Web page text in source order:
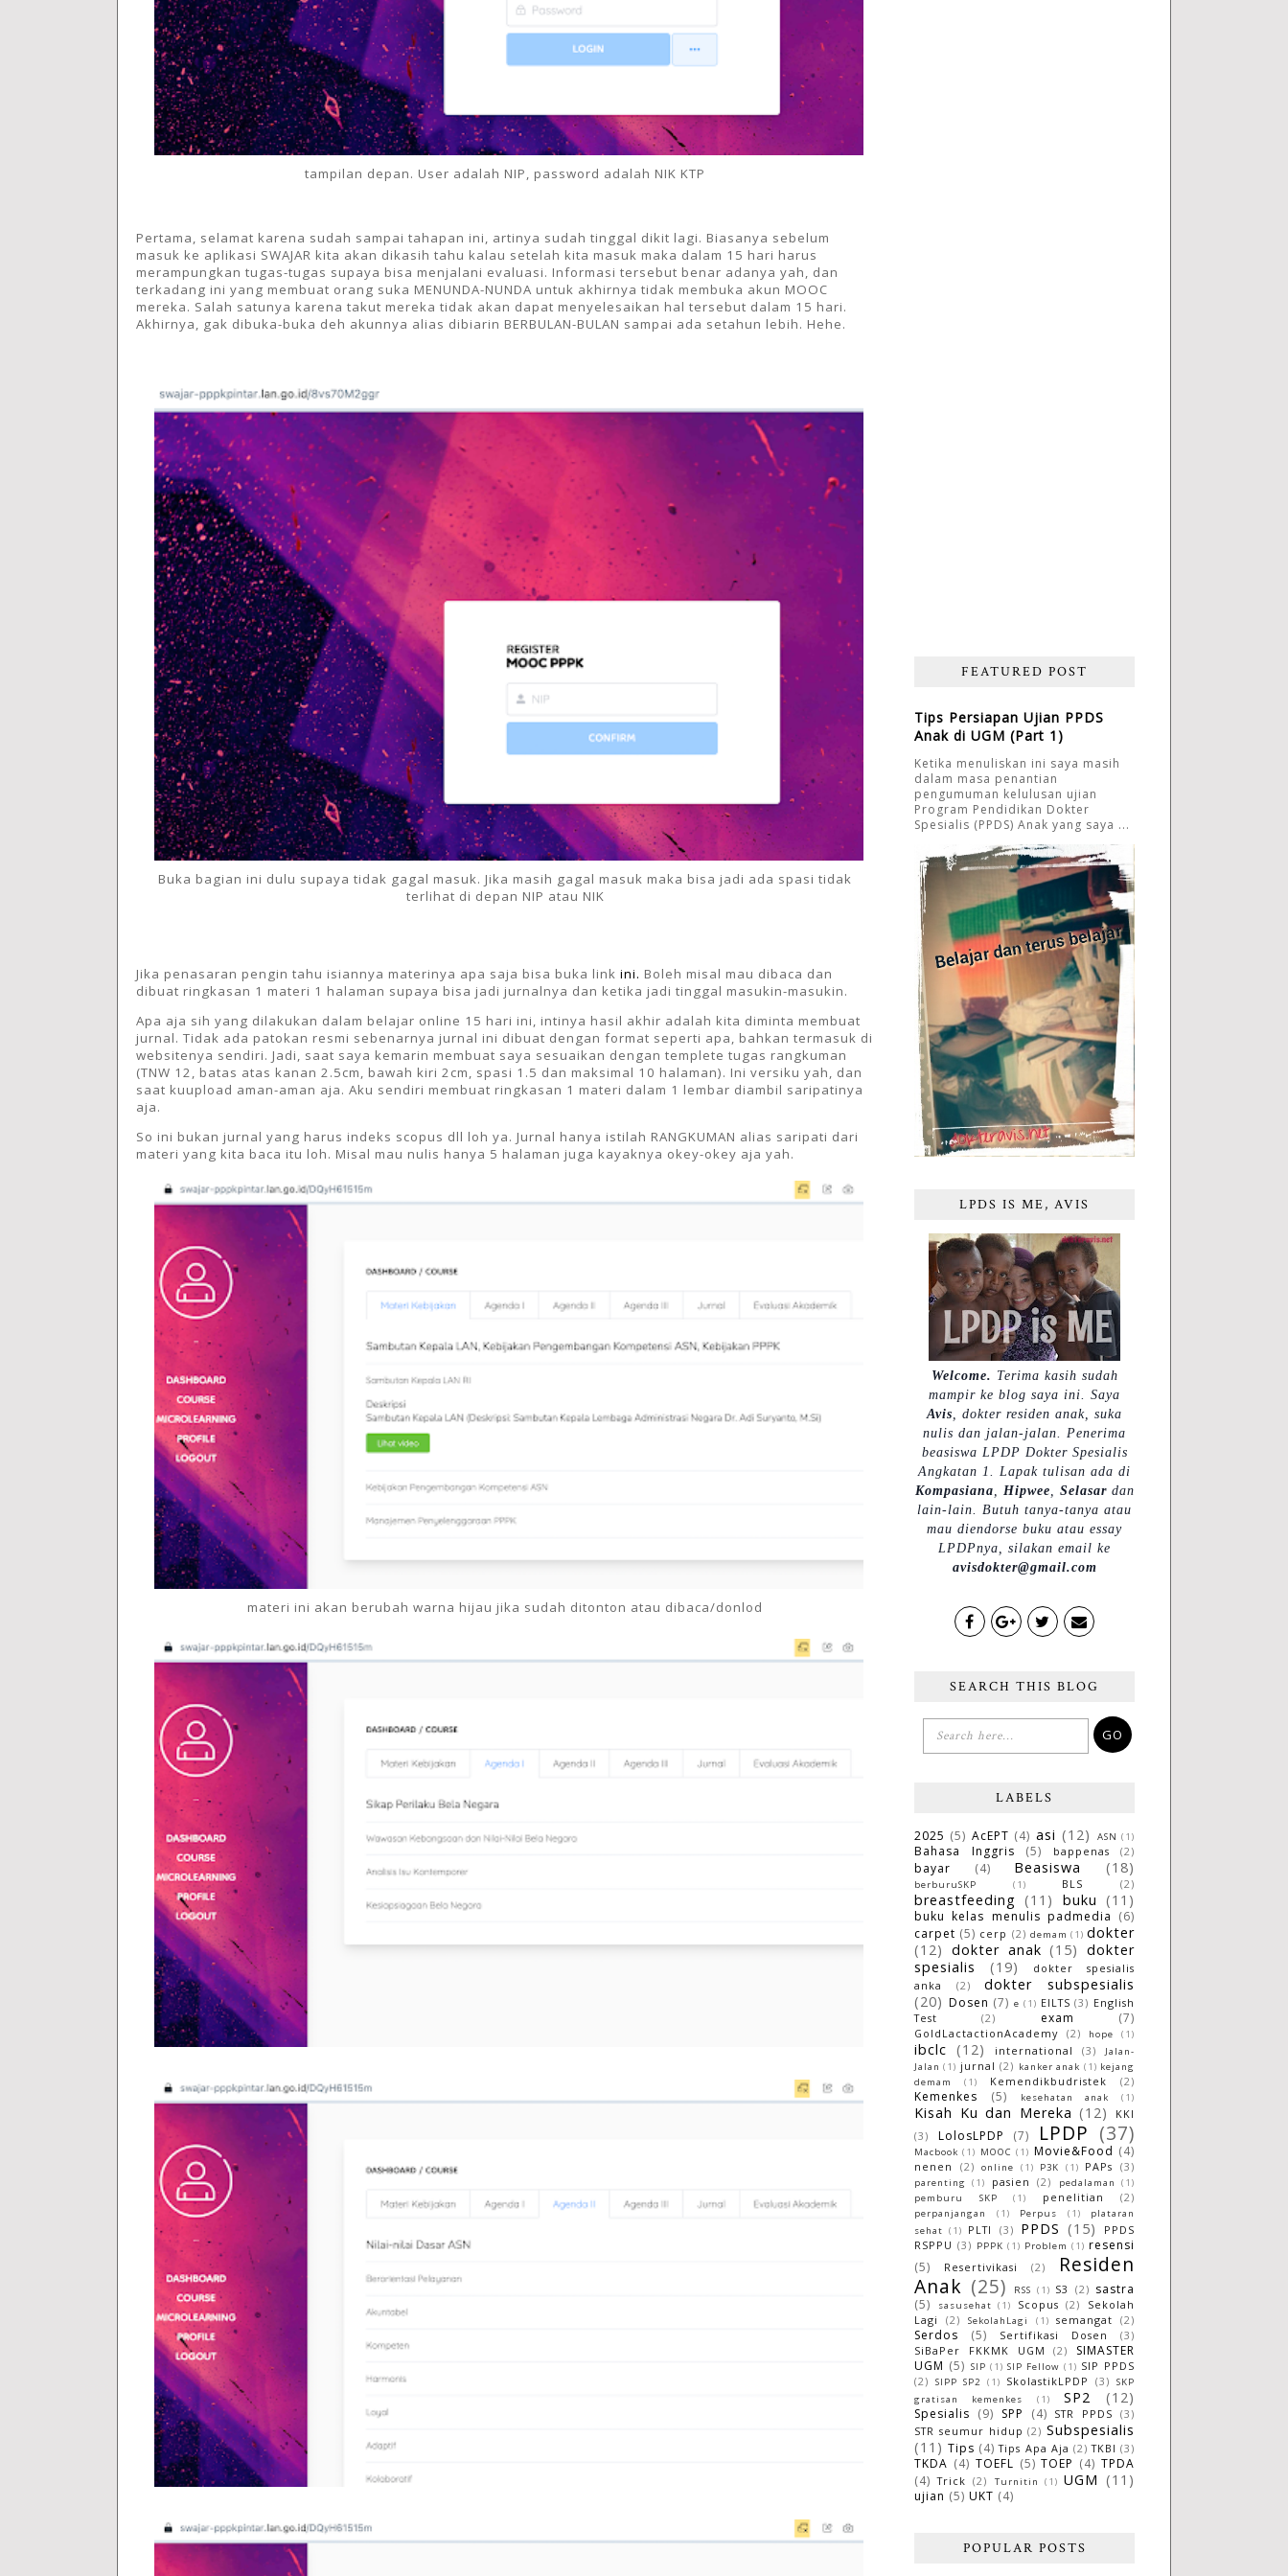
tampilan depan. User adalah NIP, password adalah NIK KTP
Pertama, selamat karena sudah sampai tahapan ini, artinya sudah tinggal dikit lagi. Biasanya sebelum
masuk ke aplikasi SWAJAR kita akan dikasih tahu kalau setelah kita masuk maka dalam 15 hari harus
merampungkan tugas-tugas supaya bisa menjalani evaluasi. Informasi tersebut benar adanya yah, dan
terkadang ini yang membuat orang suka MENUNDA-NUNDA untuk akhirnya tidak membuka akun MOOC
mereka. Salah satunya karena takut mereka tidak akan dapat menyelesaikan hal tersebut dalam 15 hari.
Akhirnya, gak dibuka-buka deh akunnya alias dibiarin BERBULAN-BULAN sampai ada setahun lebih. Hehe.
Buka bagian ini dulu supaya tidak gagal masuk. Jika masih gagal masuk maka bisa jadi ada spasi tidak
terlihat di depan NIP atau NIK
Jika penasaran pengin tahu isiannya materinya apa saja bisa buka link ini. Boleh misal mau dibaca dan
dibuat ringkasan 1 materi 1 halaman supaya bisa jadi jurnalnya dan ketika jadi tinggal masukin-masukin.
Apa aja sih yang dilakukan dalam belajar online 15 hari ini, intinya hasil akhir adalah kita diminta membuat
jurnal. Tidak ada patokan resmi sebenarnya jurnal ini dibuat dengan format seperti apa, bahkan termasuk di
websitenya sendiri. Jadi, saat saya kemarin membuat saya sesuaikan dengan templete tugas rangkuman
(TNW 12, batas atas kanan 2.5cm, bawah kiri 2cm, spasi 1.5 dan maksimal 10 halaman). Ini versiku yah, dan
saat kuupload aman-aman aja. Aku sendiri membuat ringkasan 1 materi dalam 1 lembar diambil saripatinya
aja.
So ini bukan jurnal yang harus indeks scopus dll loh ya. Jurnal hanya istilah RANGKUMAN alias saripati dari
materi yang kita baca itu loh. Misal mau nulis hanya 5 halaman juga kayaknya okey-okey aja yah.
materi ini akan berubah warna hijau jika sudah ditonton atau dibaca/donlod
FEATURED POST
Tips Persiapan Ujian PPDS
Anak di UGM (Part 1)
Ketika menuliskan ini saya masih
dalam masa penantian
pengumuman kelulusan ujian
Program Pendidikan Dokter
Spesialis (PPDS) Anak yang saya ...
LPDS IS ME, AVIS
Welcome. Terima kasih sudah
mampir ke blog saya ini. Saya
Avis, dokter residen anak, suka
nulis dan jalan-jalan. Penerima
beasiswa LPDP Dokter Spesialis
Angkatan 1. Lapak tulisan ada di
Kompasiana, Hipwee, Selasardan
lain-lain. Butuh tanya-tanya atau
mau diendorse buku atau essay
LPDPnya, silakan email ke
avisdokter@gmail.com
SEARCH THIS BLOG
LABELS
2025 (5) AcEPT (4) asi (12) ASN (1)
Bahasa Inggris (5) bappenas (2)
bayar (4) Beasiswa (18)
berburuSKP (1) BLS (2)
breastfeeding (11) buku (11)
buku kelas menulis padmedia (6)
carpet (5) cerp (2) demam (1) dokter
(12) dokter anak (15) dokter
spesialis
(19)
dokter spesialis
anka
(2)
dokter subspesialis
(20) Dosen (7) e (1) EILTS (3) English
Test
(2) exam (7)
GoldLactactionAcademy (2) hope (1)
ibclc (12) international (3)
Jalan-
Jalan (1) jurnal (2) kanker anak (1) kejang
demam
(1) Kemendikbudristek (2)
Kemenkes (5) kesehatan anak (1)
Kisah Ku dan Mereka (12)
KKI
(3)
LolosLPDP (7) LPDP (37)
Macbook (1) MOOC (1) Movie&Food (4)
nenen (2) online (1) P3K (1) PAPs (3)
parenting (1) pasien (2) pedalaman
(1)
pemburu SKP
(1) penelitian (2)
perpanjangan (1) Perpus (1)
plataran
sehat (1) PLTI (3) PPDS (15)
PPDS
RSPPU (3) PPPK (1) Problem (1) resensi
(5)
Resertivikasi (2)
Residen
Anak (25) RSS (1) S3 (2) sastra
(5)
sasusehat (1) Scopus (2)
Sekolah
Lagi
(2) SekolahLagi (1) semangat (2)
Serdos (5) Sertifikasi Dosen
(3)
SiBaPer FKKMK UGM
(2)
SIMASTER
UGM (5) SIP (1) SIP Fellow (1) SIP PPDS
(2)
SIPP SP2 (1) SkolastikLPDP (3)
SKP
gratisan kemenkes
(1) SP2 (12)
Spesialis (9) SPP (4) STR PPDS
(3)
STR seumur hidup (2) Subspesialis
(11) Tips (4) Tips Apa Aja (2) TKBI (3)
TKDA (4) TOEFL (5) TOEP (4) TPDA
(4) Trick (2) Turnitin (1) UGM (11)
ujian (5) UKT (4)
POPULAR POSTS